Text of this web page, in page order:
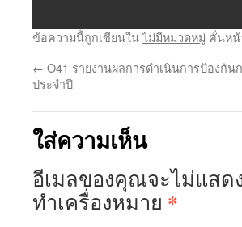
ข้อความนี้ถูกเขียนในไม่มีหมวดหมู่ คั่นหน้
← O41 รายงานผลการดำเนินการป้องกัน
ประจำปี
ใส่ความเห็น
อีเมลของคุณจะไม่แสด
ทำเครื่องหมาย *